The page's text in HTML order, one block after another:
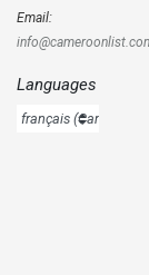
Email:
Languages